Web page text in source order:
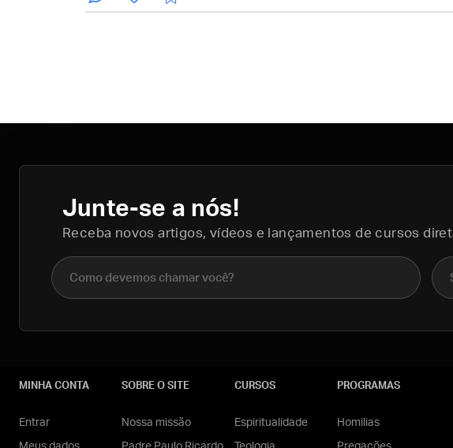
Junte-se a nós!
Receba novos artigos, vídeos e lançamentos de cursos
Nome completo E-
MINHA CONTA
Entrar
SOBRE O SITE
Nossa missão
CURSOS
Espiritualidade
PROGRAMAS
Homilias